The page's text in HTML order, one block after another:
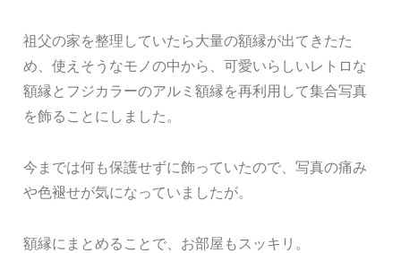
祖父の家を整理していたら大量の額縁が出てきたた
め、使えそうなモノの中から、可愛いらしいレトロな
額縁とフジカラーのアルミ額縁を再利用して集合写真
を飾ることにしました。
今までは何も保護せずに飾っていたので、写真の痛み
や色褪せが気になっていましたが。
額縁にまとめることで、お部屋もスッキリ。